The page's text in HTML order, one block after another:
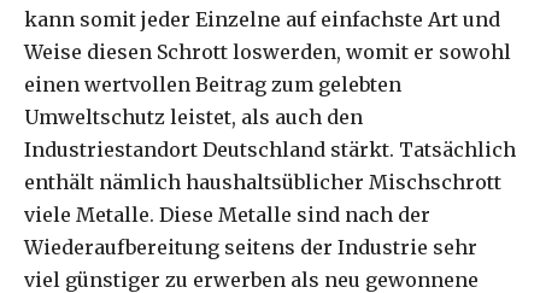
kann somit jeder Einzelne auf einfachste Art und
Weise diesen Schrott loswerden, womit er sowohl
einen wertvollen Beitrag zum gelebten
Umweltschutz leistet, als auch den
Industriestandort Deutschland stärkt. Tatsächlich
enthält nämlich haushaltsüblicher Mischschrott
viele Metalle. Diese Metalle sind nach der
Wiederaufbereitung seitens der Industrie sehr
viel günstiger zu erwerben als neu gewonnene